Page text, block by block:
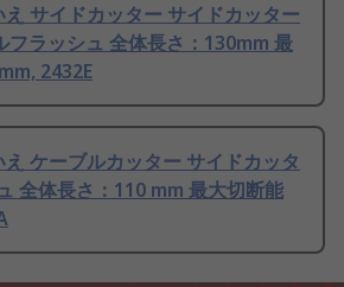
サイドカッター サイドカッター
フラッシュ 全体長さ：130mm 最
2432E
ケーブルカッター サイドカッタ
全体長さ：110 mm 最大切断能